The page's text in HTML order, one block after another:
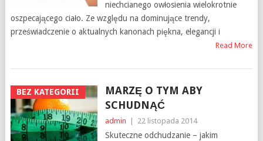
niechcianego owłosienia wielokrotnie
oszpecającego ciało. Ze względu na dominujące trendy,
przeświadczenie o aktualnych kanonach piękna, elegancji i
Read More
BEZ KATEGORII
MARZĘ O TYM ABY
SCHUDNĄĆ
admin 22 listopada 2014
Skuteczne odchudzanie – jakim